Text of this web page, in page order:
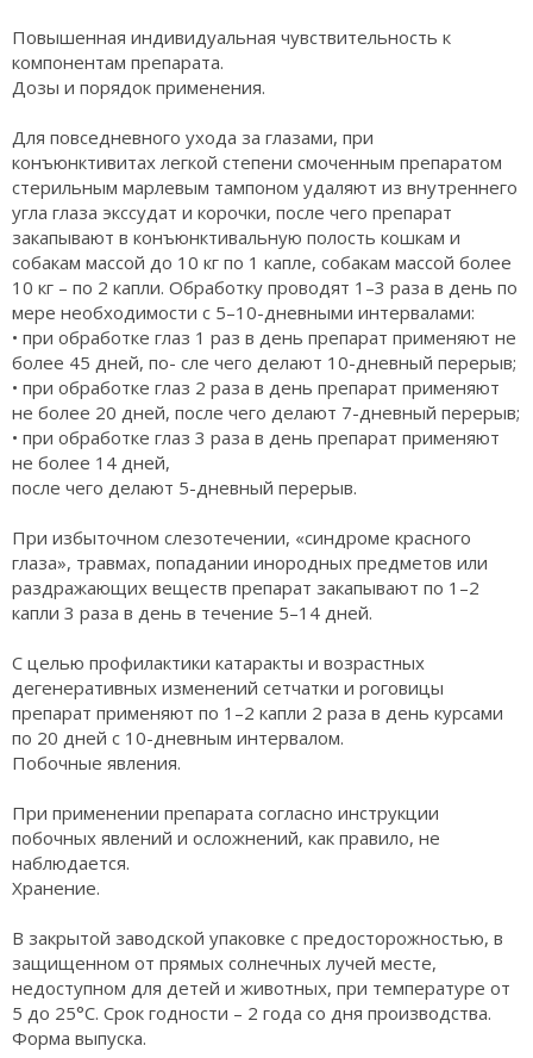
Повышенная индивидуальная чувствительность к
компонентам препарата.
Дозы и порядок применения.
Для повседневного ухода за глазами, при
конъюнктивитах легкой степени смоченным препаратом
стерильным марлевым тампоном удаляют из внутреннего
угла глаза экссудат и корочки, после чего препарат
закапывают в конъюнктивальную полость кошкам и
собакам массой до 10 кг по 1 капле, собакам массой более
10 кг – по 2 капли. Обработку проводят 1–3 раза в день по
мере необходимости с 5–10-дневными интервалами:
• при обработке глаз 1 раз в день препарат применяют не
более 45 дней, по- сле чего делают 10-дневный перерыв;
• при обработке глаз 2 раза в день препарат применяют
не более 20 дней, после чего делают 7-дневный перерыв;
• при обработке глаз 3 раза в день препарат применяют
не более 14 дней,
после чего делают 5-дневный перерыв.
При избыточном слезотечении, «синдроме красного
глаза», травмах, попадании инородных предметов или
раздражающих веществ препарат закапывают по 1–2
капли 3 раза в день в течение 5–14 дней.
С целью профилактики катаракты и возрастных
дегенеративных изменений сетчатки и роговицы
препарат применяют по 1–2 капли 2 раза в день курсами
по 20 дней с 10-дневным интервалом.
Побочные явления.
При применении препарата согласно инструкции
побочных явлений и осложнений, как правило, не
наблюдается.
Хранение.
В закрытой заводской упаковке с предосторожностью, в
защищенном от прямых солнечных лучей месте,
недоступном для детей и животных, при температуре от
5 до 25°С. Срок годности – 2 года со дня производства.
Форма выпуска.